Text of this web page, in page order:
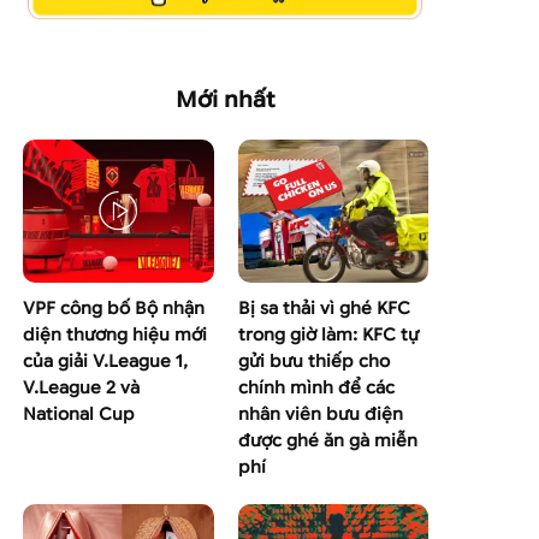
Mới nhất
VPF công bố Bộ nhận
diện thương hiệu mới
của giải V.League 1,
V.League 2 và
National Cup
Bị sa thải vì ghé KFC
trong giờ làm: KFC tự
gửi bưu thiếp cho
chính mình để các
nhân viên bưu điện
được ghé ăn gà miễn
phí